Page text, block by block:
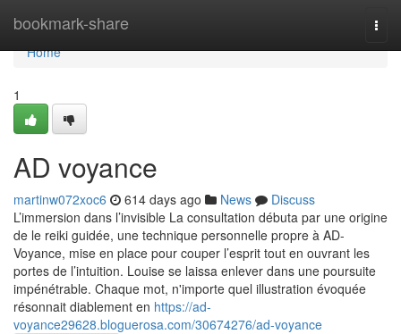
bookmark-share
Home
Home
1
AD voyance
martinw072xoc6 614 days ago News
Discuss
L’immersion dans l’invisible La consultation débuta par une origine
de le reiki guidée, une technique personnelle propre à AD-
Voyance, mise en place pour couper l’esprit tout en ouvrant les
portes de l’intuition. Louise se laissa enlever dans une poursuite
impénétrable. Chaque mot, n'importe quel illustration évoquée
résonnait diablement en https://ad-
voyance29628.bloguerosa.com/30674276/ad-voyance